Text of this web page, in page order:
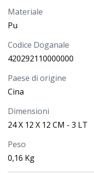
Materiale
Pu
Codice Doganale
420292110000000
Paese di origine
Cina
Dimensioni
24 X 12 X 12 CM - 3 LT
Peso
0,16 Kg